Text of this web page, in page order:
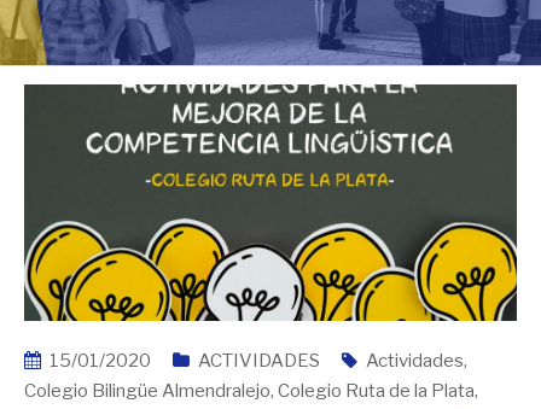
15/01/2020 ACTIVIDADES Actividades,
Colegio Bilingüe Almendralejo, Colegio Ruta de la Plata,